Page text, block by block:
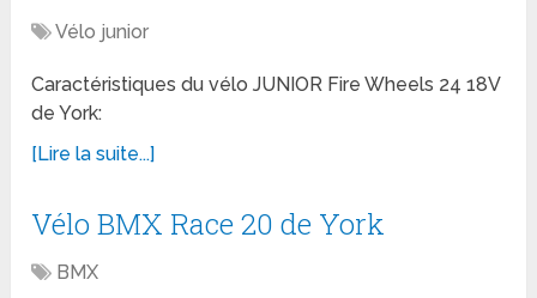
Vélo junior
Caractéristiques du vélo JUNIOR Fire Wheels 24 18V
de York:
[Lire la suite...]
Vélo BMX Race 20 de York
BMX